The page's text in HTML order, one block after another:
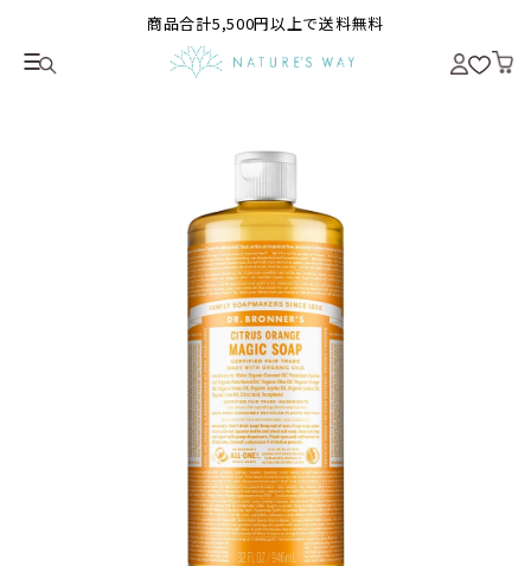
商品合計5,500円以上で送料無料